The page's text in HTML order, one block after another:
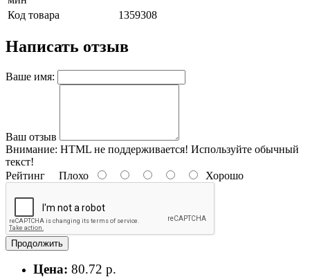
Код товара
1359308
Написать отзыв
Ваше имя:
Ваш отзыв
Внимание: HTML не поддерживается! Используйте обычный
текст!
Рейтинг Плохо Хорошо
Продолжить
Цена: 80.72 р.